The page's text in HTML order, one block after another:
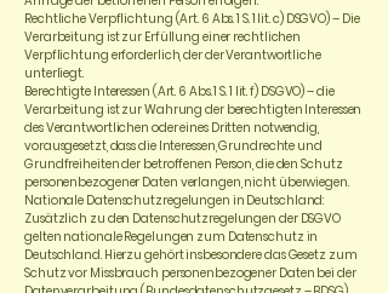
Rechtliche Verpflichtung (Art. 6 Abs. 1 S. 1 lit. c) DSGVO) – Die
Verarbeitung ist zur Erfüllung einer rechtlichen
Verpflichtung erforderlich, der der Verantwortliche
unterliegt.
Berechtigte Interessen (Art. 6 Abs. 1 S. 1 lit. f) DSGVO) – die
Verarbeitung ist zur Wahrung der berechtigten Interessen
des Verantwortlichen oder eines Dritten notwendig,
vorausgesetzt, dass die Interessen, Grundrechte und
Grundfreiheiten der betroffenen Person, die den Schutz
personenbezogener Daten verlangen, nicht überwiegen.
Nationale Datenschutzregelungen in Deutschland:
Zusätzlich zu den Datenschutzregelungen der DSGVO
gelten nationale Regelungen zum Datenschutz in
Deutschland. Hierzu gehört insbesondere das Gesetz zum
Schutz vor Missbrauch personenbezogener Daten bei der